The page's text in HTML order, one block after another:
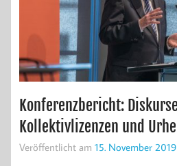
Konferenzbericht:
Kollektivlizenzen und
Veröffentlicht am 15. November 2019